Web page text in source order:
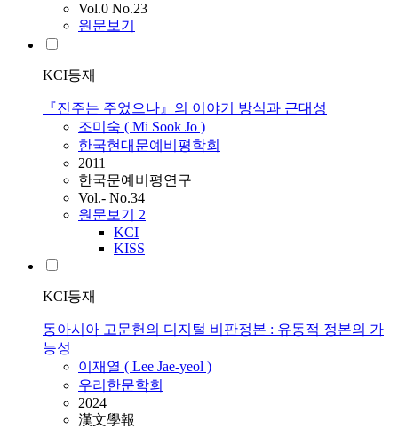
Vol.0 No.23
원문보기
KCI등재
『진주는 주었으나』의 이야기 방식과 근대성
조미숙 ( Mi Sook Jo )
한국현대문예비평학회
2011
한국문예비평연구
Vol.- No.34
원문보기 2
KCI
KISS
KCI등재
동아시아 고문헌의 디지털 비판정본 : 유동적 정본의 가
능성
이재열 ( Lee Jae-yeol )
우리한문학회
2024
漢文學報